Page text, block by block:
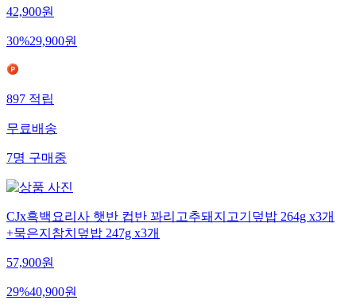
42,900원
30%29,900원
897적립
무료배송
7명구매중
CJx흑백요리사 햇반 컵반 꽈리고추돼지고기덮밥 264g x3개
+묵은지참치덮밥 247g x3개
57,900원
29%40,900원